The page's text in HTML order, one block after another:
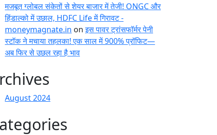
मजबूत ग्लोबल संकेतों से शेयर बाजार में तेजी! ONGC और
हिंडाल्को में उछाल, HDFC Life में गिरावट -
moneymagnate.in onइस पावर ट्रांसफॉर्मर पेनी
स्टॉक ने मचाया तहलका! एक साल में 900% प्रॉफिट—
अब फिर से उछल रहा है भाव
August 2024